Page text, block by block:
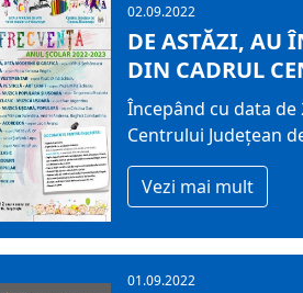
02.09.2022
DE ASTĂZI, AU
DIN CADRUL
Începând cu data de
Centrului Județean
Vezi mai mult
01.09.2022